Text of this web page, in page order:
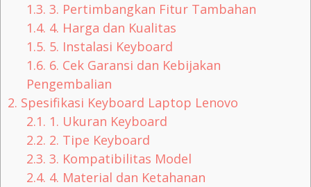
1.3. 3. Pertimbangkan Fitur Tambahan
1.4. 4. Harga dan Kualitas
1.5. 5. Instalasi Keyboard
1.6. 6. Cek Garansi dan Kebijakan
Pengembalian
2. Spesifikasi Keyboard Laptop Lenovo
2.1. 1. Ukuran Keyboard
2.2. 2. Tipe Keyboard
2.3. 3. Kompatibilitas Model
2.4. 4. Material dan Ketahanan